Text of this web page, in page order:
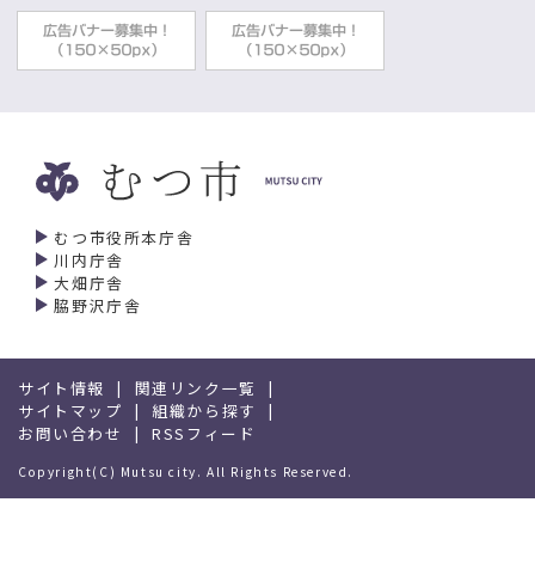
むつ市役所本庁舎
川内庁舎
大畑庁舎
脇野沢庁舎
サイト情報
関連リンク一覧
サイトマップ
組織から探す
お問い合わせ
RSSフィード
Copyright(C) Mutsu city. All Rights Reserved.